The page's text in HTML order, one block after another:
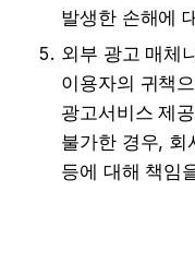
발생한 손해에
외부 광고 매체
이용자의 귀책
광고서비스 제
불가한 경우, 회
등에 대해 책임